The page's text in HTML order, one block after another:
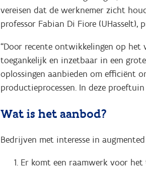
vereisen dat de werknemer zicht
professor Fabian Di Fiore
“Door recente ontwikkelingen op het
toegankelijk en inzetbaar in een
oplossingen aanbieden om efficiënt
productieprocessen. In deze
Wat is het aanbod?
Bedrijven met interesse in
Er komt een raamwerk voor het